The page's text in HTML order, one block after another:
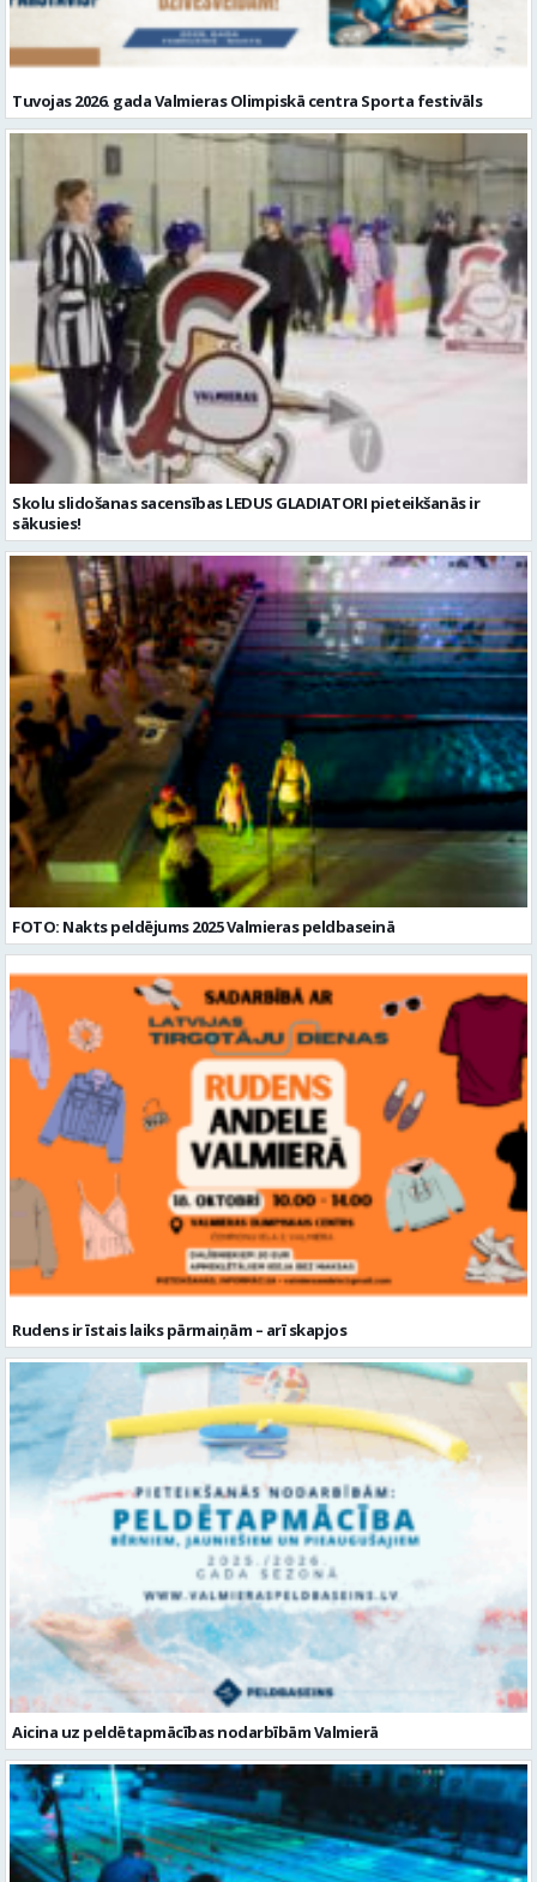
Tuvojas 2026. gada Valmieras Olimpiskā centra Sporta festivāls
Skolu slidošanas sacensības LEDUS GLADIATORI pieteikšanās ir
sākusies!
FOTO: Nakts peldējums 2025 Valmieras peldbaseinā
Rudens ir īstais laiks pārmaiņām – arī skapjos
Aicina uz peldētapmācības nodarbībām Valmierā